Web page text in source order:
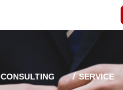
CONSULTING SERVICE